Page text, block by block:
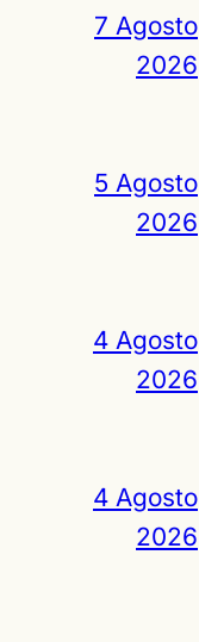
7 Agosto
2026
5 Agosto
2026
4 Agosto
2026
4 Agosto
2026